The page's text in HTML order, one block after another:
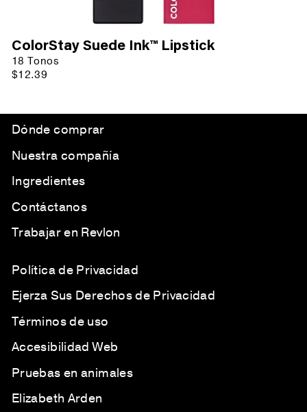
ColorStay Suede Ink™ Lipstick
18 Tonos
$12.39
Dónde comprar
Nuestra compañía
Ingredientes
Contáctanos
Trabajar en Revlon
Política de Privacidad
Ejerza Sus Derechos de Privacidad
Términos de uso
Accesibilidad Web
Pruebas en animales
Elizabeth Arden